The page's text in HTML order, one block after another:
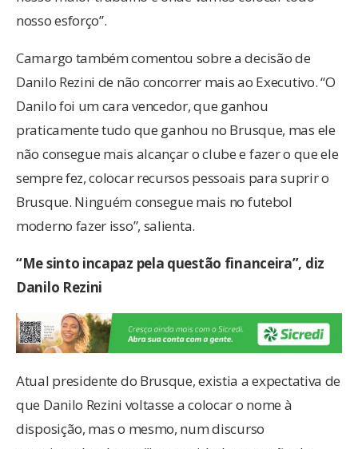
nosso esforço”.
Camargo também comentou sobre a decisão de
Danilo Rezini de não concorrer mais ao Executivo. “O
Danilo foi um cara vencedor, que ganhou
praticamente tudo que ganhou no Brusque, mas ele
não consegue mais alcançar o clube e fazer o que ele
sempre fez, colocar recursos pessoais para suprir o
Brusque. Ninguém consegue mais no futebol
moderno fazer isso”, salienta.
“Me sinto incapaz pela questão financeira”, diz
Danilo Rezini
Atual presidente do Brusque, existia a expectativa de
que Danilo Rezini voltasse a colocar o nome à
disposição, mas o mesmo, num discurso